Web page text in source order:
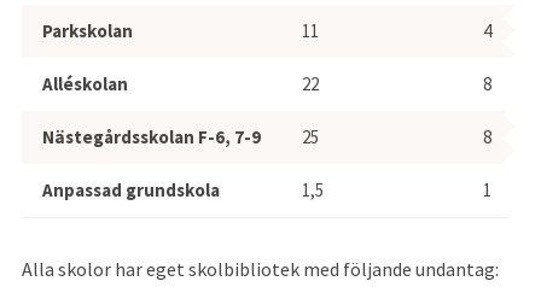
Parkskolan 11 4
Alléskolan 22 8
Nästegårdsskolan F-6, 7-9 25 8
Anpassad grundskola 1,5 1
Alla skolor har eget skolbibliotek med följande undantag: